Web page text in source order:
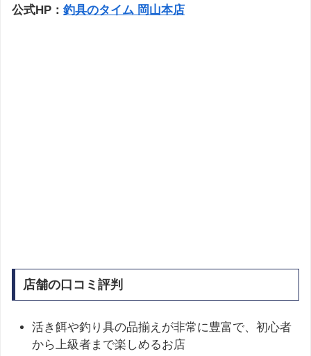
公式HP： 釣具のタイム 岡山本店
店舗の口コミ評判
活き餌や釣り具の品揃えが非常に豊富で、初心者
から上級者まで楽しめるお店